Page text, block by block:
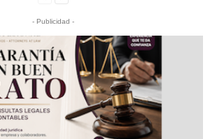
- Publicidad -